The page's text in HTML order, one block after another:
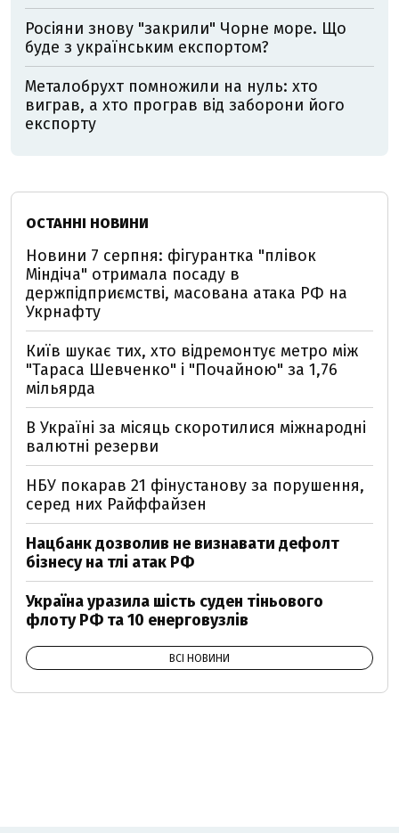
Росіяни знову "закрили" Чорне море. Що
буде з українським експортом?
Металобрухт помножили на нуль: хто
виграв, а хто програв від заборони його
експорту
ОСТАННІ НОВИНИ
Новини 7 серпня: фігурантка "плівок
Міндіча" отримала посаду в
держпідприємстві, масована атака РФ на
Укрнафту
Київ шукає тих, хто відремонтує метро між
"Тараса Шевченко" і "Почайною" за 1,76
мільярда
В Україні за місяць скоротилися міжнародні
валютні резерви
НБУ покарав 21 фінустанову за порушення,
серед них Райффайзен
Нацбанк дозволив не визнавати дефолт
бізнесу на тлі атак РФ
Україна уразила шість суден тіньового
флоту РФ та 10 енерговузлів
ВСІ НОВИНИ